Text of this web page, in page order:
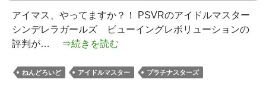
アイマス、やってますか？！ PSVRのアイドルマスター
シンデレラガールズ ビューイングレボリューションの
評判が…
⇒続きを読む
ねんどろいど アイドルマスター プラチナスターズ